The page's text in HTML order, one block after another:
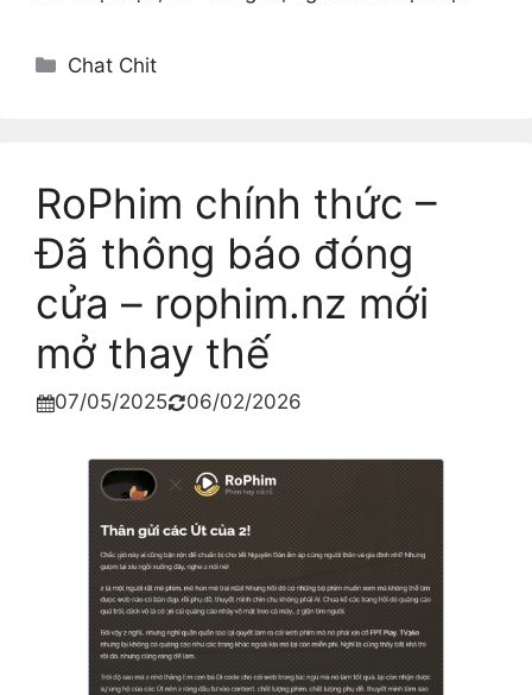
Categories
Chat Chit
RoPhim chính thức –
Đã thông báo đóng
cửa – rophim.nz mới
mở thay thế
07/05/202506/02/2026